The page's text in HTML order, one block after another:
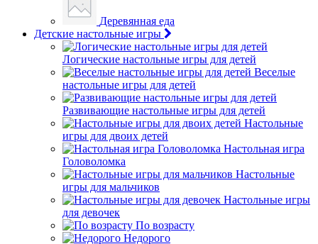
Деревянная еда
Детские настольные игры
Логические настольные игры для детей
Веселые
настольные игры для детей
Развивающие настольные игры для детей
Настольные
игры для двоих детей
Настольная игра
Головоломка
Настольные
игры для мальчиков
Настольные игры
для девочек
По возрасту
Недорого